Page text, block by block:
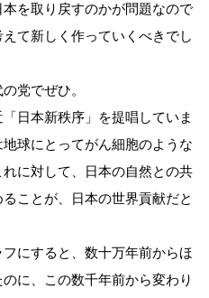
を取り戻すのかが問題なので
て新しく作っていくべきでし
党でぜひ。
日本新秩序」を提唱していま
球にとってがん細胞のような
に対して、日本の自然との共
ことが、日本の世界貢献だと
にすると、数十万年前からほ
に、この数千年前から変わり